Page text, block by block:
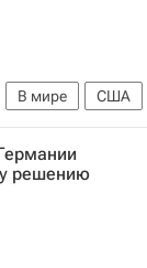
В мире
США
(штат)
Владимир
решению